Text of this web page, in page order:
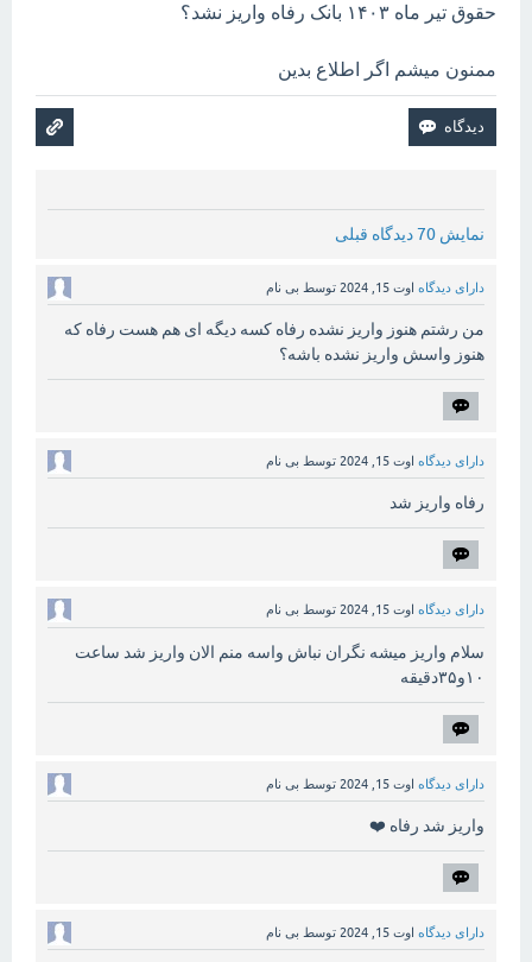
حقوق تیر ماه ۱۴۰۳ بانک رفاه واریز نشد؟
ممنون میشم اگر اطلاع بدین
نمایش 70 دیدگاه قبلی
دارای دیدگاه اوت 15, 2024 توسط بی نام
من رشتم هنوز واریز نشده رفاه کسه دیگه ای هم هست رفاه که
هنوز واسش واریز نشده باشه؟
دارای دیدگاه اوت 15, 2024 توسط بی نام
رفاه واریز شد
دارای دیدگاه اوت 15, 2024 توسط بی نام
سلام واریز میشه نگران نباش واسه منم الان واریز شد ساعت
۱۰و۳۵دقیقه
دارای دیدگاه اوت 15, 2024 توسط بی نام
واریز شد رفاه ❤️
دارای دیدگاه اوت 15, 2024 توسط بی نام